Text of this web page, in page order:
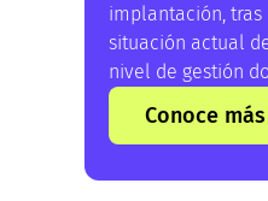
implantación,
situación actual
nivel de gestión
Conoce más